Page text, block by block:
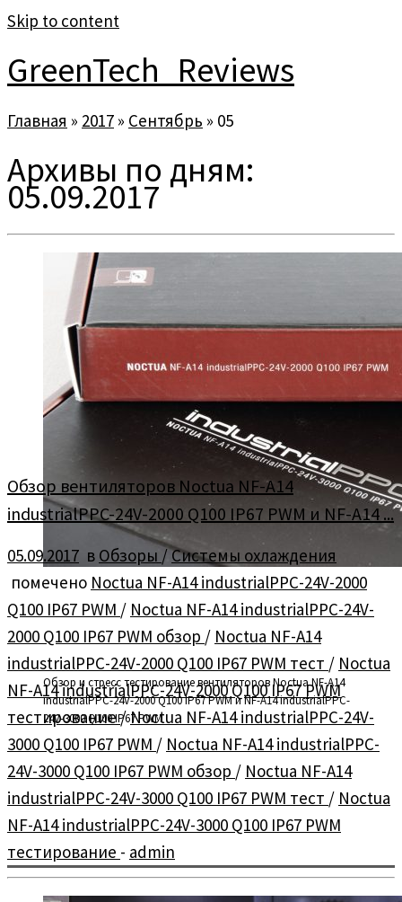
Skip to content
GreenTech_Reviews
Главная » 2017 » Сентябрь » 05
Архивы по дням:
05.09.2017
Обзор и стресс тестирование вентиляторов Noctua NF-A14
industrialPPC-24V-2000 Q100 IP67 PWM и NF-A14 industrialPPC-
24V-3000 Q100 IP67 PWM
Обзор вентиляторов Noctua NF-A14
industrialPPC-24V-2000 Q100 IP67 PWM и NF-A14 ...
05.09.2017 в Обзоры /Системы охлаждения
помечено Noctua NF-A14 industrialPPC-24V-2000
Q100 IP67 PWM / Noctua NF-A14 industrialPPC-24V-
2000 Q100 IP67 PWM обзор / Noctua NF-A14
industrialPPC-24V-2000 Q100 IP67 PWM тест / Noctua
NF-A14 industrialPPC-24V-2000 Q100 IP67 PWM
тестирование/Noctua NF-A14 industrialPPC-24V-
3000 Q100 IP67 PWM / Noctua NF-A14 industrialPPC-
24V-3000 Q100 IP67 PWM обзор / Noctua NF-A14
industrialPPC-24V-3000 Q100 IP67 PWM тест / Noctua
NF-A14 industrialPPC-24V-3000 Q100 IP67 PWM
тестирование - admin